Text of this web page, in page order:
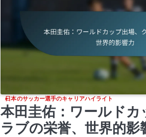
日本のサッカー選手のキャリアハイライト
本田圭佑：ワールドカ
ラブの栄誉、世界的影